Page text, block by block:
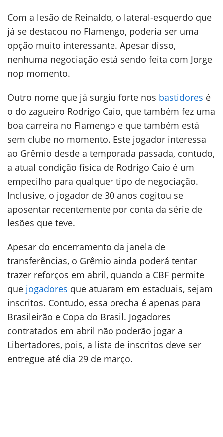
Com a lesão de Reinaldo, o lateral-esquerdo que
já se destacou no Flamengo, poderia ser uma
opção muito interessante. Apesar disso,
nenhuma negociação está sendo feita com Jorge
nop momento.
Outro nome que já surgiu forte nos bastidores é
o do zagueiro Rodrigo Caio, que também fez uma
boa carreira no Flamengo e que também está
sem clube no momento. Este jogador interessa
ao Grêmio desde a temporada passada, contudo,
a atual condição física de Rodrigo Caio é um
empecilho para qualquer tipo de negociação.
Inclusive, o jogador de 30 anos cogitou se
aposentar recentemente por conta da série de
lesões que teve.
Apesar do encerramento da janela de
transferências, o Grêmio ainda poderá tentar
trazer reforços em abril, quando a CBF permite
que jogadores que atuaram em estaduais, sejam
inscritos. Contudo, essa brecha é apenas para
Brasileirão e Copa do Brasil. Jogadores
contratados em abril não poderão jogar a
Libertadores, pois, a lista de inscritos deve ser
entregue até dia 29 de março.